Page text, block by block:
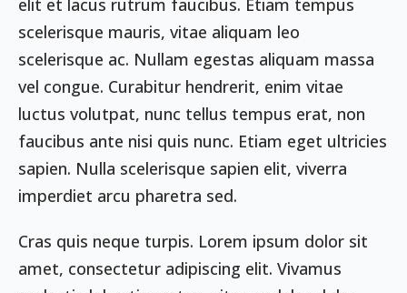
elit et lacus rutrum faucibus. Etiam tempus
scelerisque mauris, vitae aliquam leo
scelerisque ac. Nullam egestas aliquam massa
vel congue. Curabitur hendrerit, enim vitae
luctus volutpat, nunc tellus tempus erat, non
faucibus ante nisi quis nunc. Etiam eget ultricies
sapien. Nulla scelerisque sapien elit, viverra
imperdiet arcu pharetra sed.
Cras quis neque turpis. Lorem ipsum dolor sit
amet, consectetur adipiscing elit. Vivamus